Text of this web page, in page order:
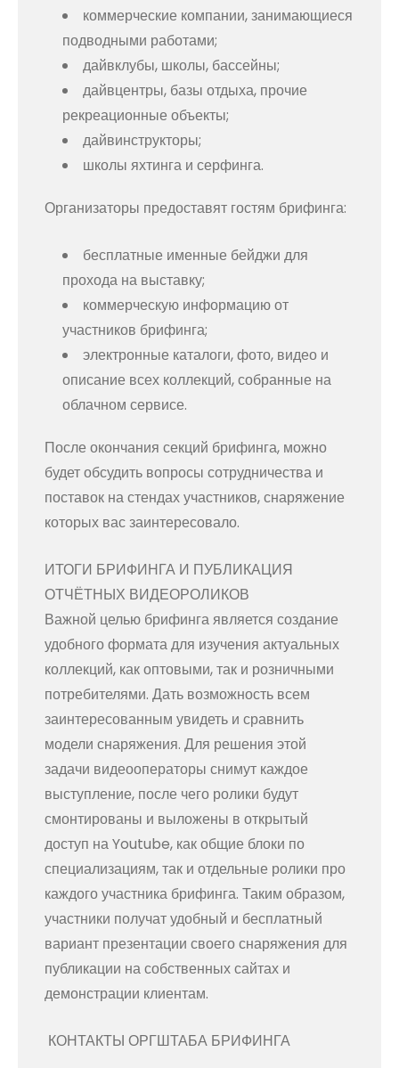
коммерческие компании, занимающиеся
подводными работами;
дайвклубы, школы, бассейны;
дайвцентры, базы отдыха, прочие
рекреационные объекты;
дайвинструкторы;
школы яхтинга и серфинга.
Организаторы предоставят гостям брифинга:
бесплатные именные бейджи для
прохода на выставку;
коммерческую информацию от
участников брифинга;
электронные каталоги, фото, видео и
описание всех коллекций, собранные на
облачном сервисе.
После окончания секций брифинга, можно
будет обсудить вопросы сотрудничества и
поставок на стендах участников, снаряжение
которых вас заинтересовало.
ИТОГИ БРИФИНГА И ПУБЛИКАЦИЯ
ОТЧЁТНЫХ ВИДЕОРОЛИКОВ
Важной целью брифинга является создание
удобного формата для изучения актуальных
коллекций, как оптовыми, так и розничными
потребителями. Дать возможность всем
заинтересованным увидеть и сравнить
модели снаряжения. Для решения этой
задачи видеооператоры снимут каждое
выступление, после чего ролики будут
смонтированы и выложены в открытый
доступ на Youtube, как общие блоки по
специализациям, так и отдельные ролики про
каждого участника брифинга. Таким образом,
участники получат удобный и бесплатный
вариант презентации своего снаряжения для
публикации на собственных сайтах и
демонстрации клиентам.
КОНТАКТЫ ОРГШТАБА БРИФИНГА